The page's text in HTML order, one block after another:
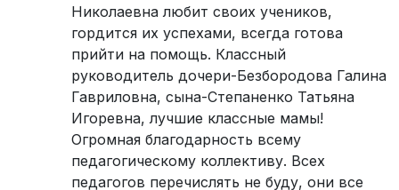
Николаевна любит своих учеников,
гордится их успехами, всегда готова
прийти на помощь. Классный
руководитель дочери-Безбородова Галина
Гавриловна, сына-Степаненко Татьяна
Игоревна, лучшие классные мамы!
Огромная благодарность всему
педагогическому коллективу. Всех
педагогов перечислять не буду, они все